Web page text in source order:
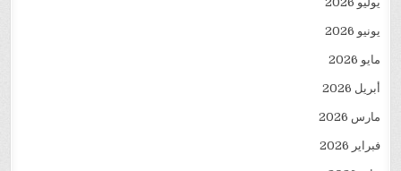
يونيو 2026
مايو 2026
أبريل 2026
مارس 2026
فبراير 2026